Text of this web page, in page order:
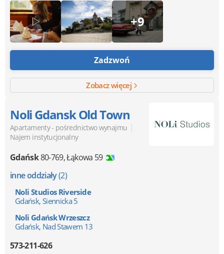
+9
Zadzwoń
Zobacz więcej
Noli Gdansk Old Town
Apartamenty - pośrednictwo wynajmu |
Najem instytucjonalny
Gdańsk80-769,Łąkowa 59
inne oddziały(2)
Noli Studios Riverside
Gdańsk, Siennicka 5
Noli Gdańsk Wrzeszcz
Gdańsk, Nad Stawem 13
573-211-626